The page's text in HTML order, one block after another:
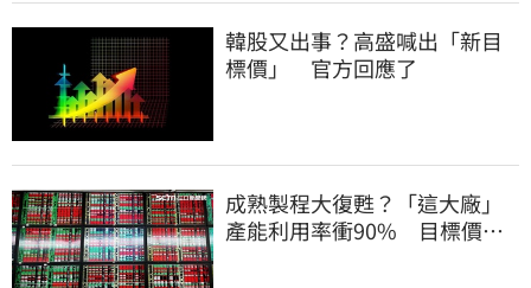
韓股又出事？高盛喊出「新目
標價」 官方回應了
成熟製程大復甦？「這大廠」
產能利用率衝90% 目標價上